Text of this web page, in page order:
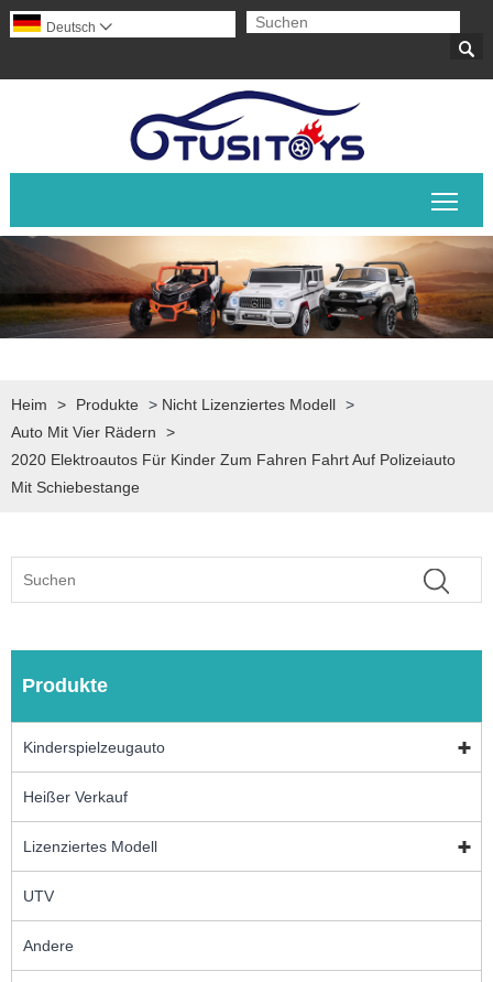

Deutsch 
Heim > Produkte > Nicht Lizenziertes Modell >
Auto Mit Vier Rädern
>
2020 Elektroautos Für Kinder Zum Fahren Fahrt Auf Polizeiauto
Mit Schiebestange
Produkte
Kinderspielzeugauto
Heißer Verkauf
Lizenziertes Modell
UTV
Andere